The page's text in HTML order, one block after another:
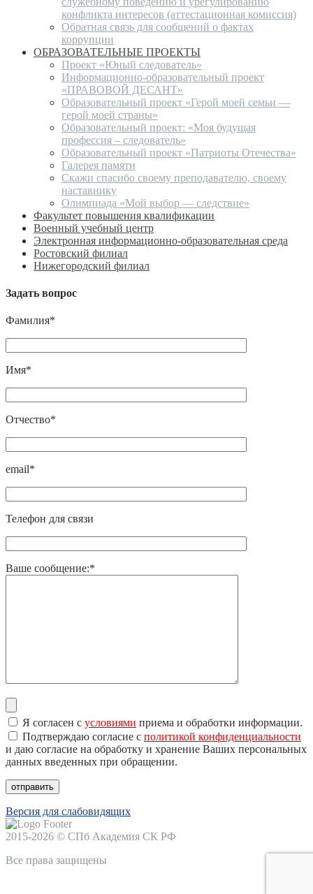
конфликта интересов (аттестационная комиссия)
Обратная связь для сообщений о фактах
коррупции
ОБРАЗОВАТЕЛЬНЫЕ ПРОЕКТЫ
Проект «Юный следователь»
Информационно-образовательный проект
«ПРАВОВОЙ ДЕСАНТ»
Образовательный проект «Герой моей семьи —
герой моей страны»
Образовательный проект: «Моя будущая
профессия – следователь»
Образовательный проект «Патриоты Отечества»
Галерея памяти
Скажи спасибо своему преподавателю, своему
наставнику
Олимпиада «Мой выбор — следствие»
Факультет повышения квалификации
Военный учебный центр
Электронная информационно-образовательная среда
Ростовский филиал
Нижегородский филиал
Задать вопрос
Фамилия*
Имя*
Отчество*
email*
Телефон для связи
Ваше сообщение:*
Я согласен с условиями приема и обработки информации.
Подтверждаю согласие с политикой конфиденциальности
и даю согласие на обработку и хранение Ваших персональных
данных введенных при обращении.
Версия для слабовидящих
2015-2026 © СПб Академия СК РФ
Все права защищены